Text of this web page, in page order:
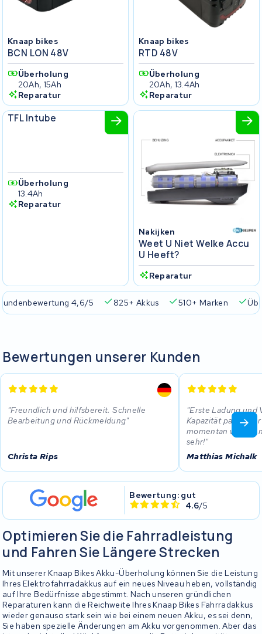
Knaap bikes
BCN LON 48V
Überholung
20Ah, 15Ah
Reparatur
Knaap bikes
RTD 48V
Überholung
20Ah, 13.4Ah
Reparatur
Knaap bikes
TFL Intube
Überholung
13.4Ah
Reparatur
Nakijken
Weet U Niet Welke Accu
U Heeft?
Reparatur
4,6/5 825+ Akkus 510+ Marken
Bewertungen unserer Kunden
Freundlich und hilfsbereit. Schnelle
Bearbeitung und Rückmeldung
Christa Rips
Erste Ladung und
Kapazität passt!
momentan wie ein
sehr!
Matthias Michalk
Bewertung: gut
4.6/5
Optimieren Sie die Fahrradleistung
und Fahren Sie Längere Strecken
Mit unserer Knaap Bikes Akku-Überholung können Sie die Leistung
Ihres Elektrofahrradakkus auf ein neues Niveau heben, vollständig
auf Ihre Bedürfnisse abgestimmt. Nach unseren gründlichen
Reparaturen kann die Reichweite Ihres Knaap Bikes Fahrradakkus
wieder genauso stark sein wie bei einem neuen Akku, es sei denn,
Sie haben spezielle Änderungen am Akku vorgenommen. Aber das